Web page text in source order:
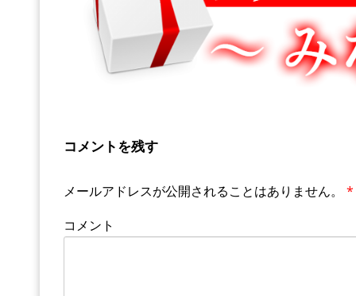
コメントを残す
メールアドレスが公開されることはありません。 *
コメント